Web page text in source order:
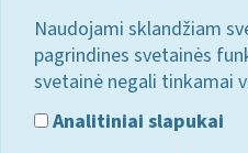
Naudojami sklandžiam
pagrindines svetainės
svetainė negali tinkamai
Analitiniai slapukai